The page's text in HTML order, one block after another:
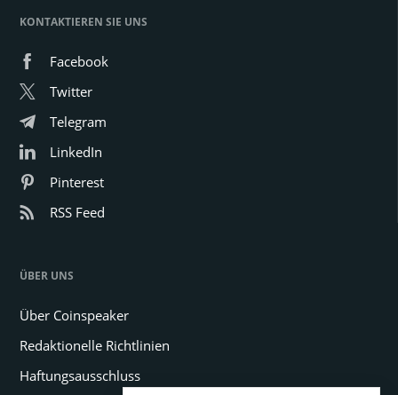
KONTAKTIEREN SIE UNS
Facebook
Twitter
Telegram
LinkedIn
Pinterest
RSS Feed
ÜBER UNS
Über Coinspeaker
Redaktionelle Richtlinien
Haftungsausschluss